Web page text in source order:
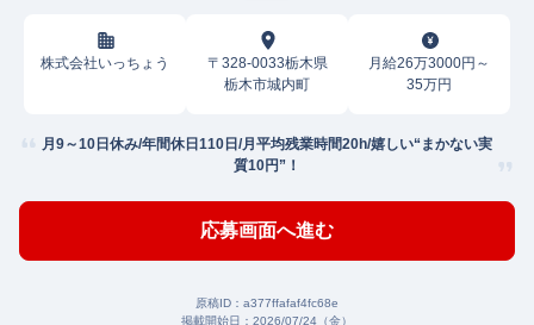
株式会社いっちょう
〒328-0033栃木県
栃木市城内町
月給26万3000円～
35万円
月9～10日休み/年間休日110日/月平均残業時間20h/嬉しい“まかない実
質10円”！
応募画面へ進む
原稿ID： a377ffafaf4fc68e
掲載開始日： 2026/07/24（金）